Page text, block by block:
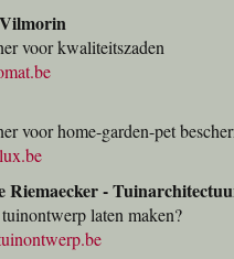
voor kwaliteitszaden
voor home-garden-pet
Riemaecker -
laten maken?